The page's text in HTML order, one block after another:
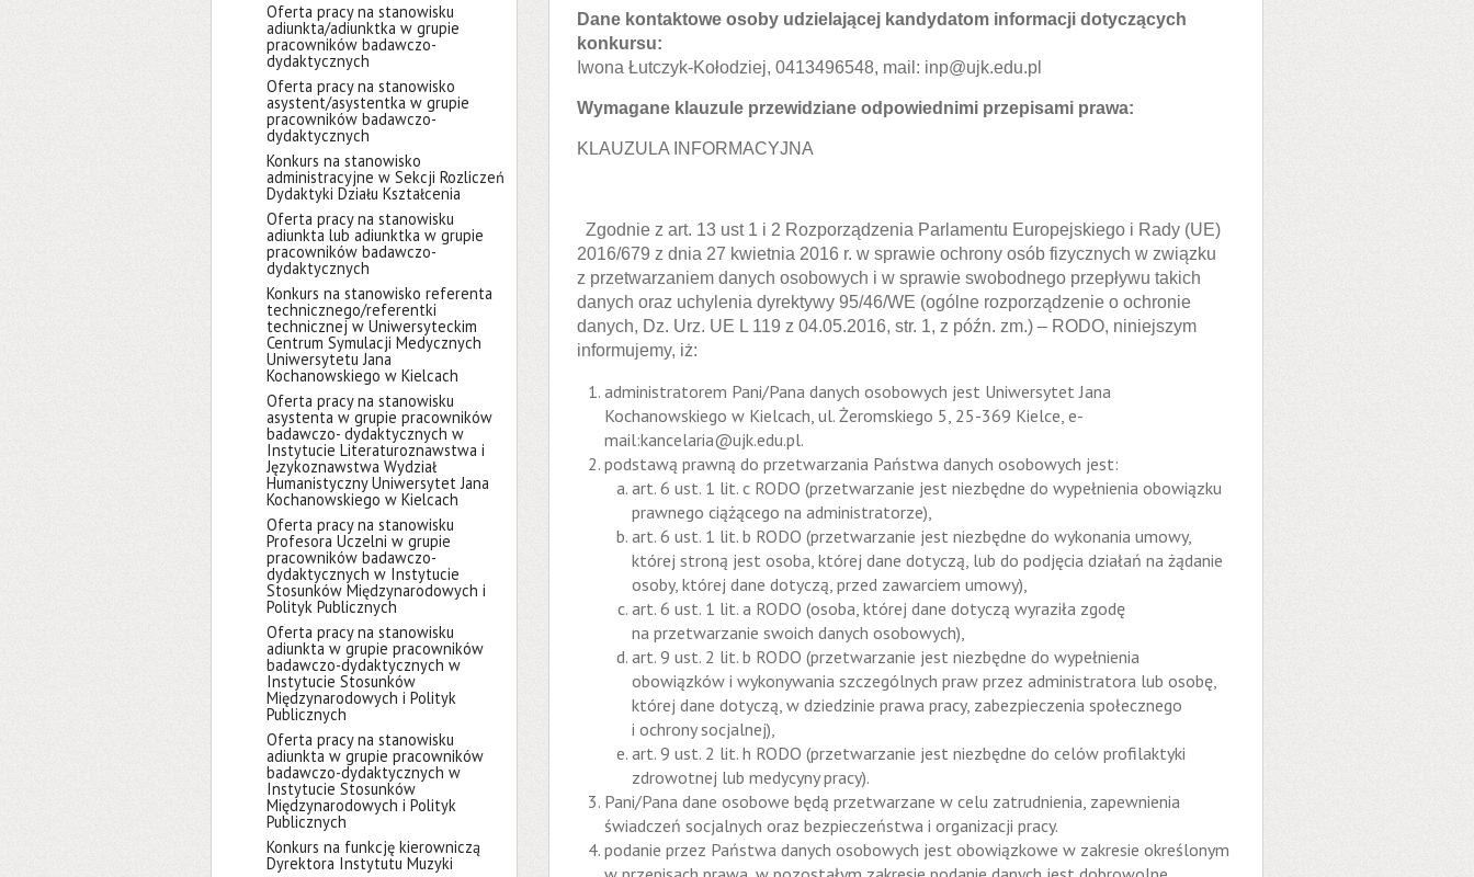
Oferta pracy na stanowisku
adiunkta/adiunktka w grupie
pracowników badawczo-
dydaktycznych
Oferta pracy na stanowisko
asystent/asystentka w grupie
pracowników badawczo-
dydaktycznych
Konkurs na stanowisko
administracyjne w Sekcji Rozliczeń
Dydaktyki Działu Kształcenia
Oferta pracy na stanowisku
adiunkta lub adiunktka w grupie
pracowników badawczo-
dydaktycznych
Konkurs na stanowisko referenta
technicznego/referentki
technicznej w Uniwersyteckim
Centrum Symulacji Medycznych
Uniwersytetu Jana
Kochanowskiego w Kielcach
Oferta pracy na stanowisku
asystenta w grupie pracowników
badawczo- dydaktycznych w
Instytucie Literaturoznawstwa i
Językoznawstwa Wydział
Humanistyczny Uniwersytet Jana
Kochanowskiego w Kielcach
Oferta pracy na stanowisku
Profesora Uczelni w grupie
pracowników badawczo-
dydaktycznych w Instytucie
Stosunków Międzynarodowych i
Polityk Publicznych
Oferta pracy na stanowisku
adiunkta w grupie pracowników
badawczo-dydaktycznych w
Instytucie Stosunków
Międzynarodowych i Polityk
Publicznych
Oferta pracy na stanowisku
adiunkta w grupie pracowników
badawczo-dydaktycznych w
Instytucie Stosunków
Międzynarodowych i Polityk
Publicznych
Konkurs na funkcję kierowniczą
Dyrektora Instytutu Muzyki
Dane kontaktowe osoby udzielającej kandydatom informacji dotyczących
konkursu:
Iwona Łutczyk-Kołodziej, 0413496548, mail: inp@ujk.edu.pl
Wymagane klauzule przewidziane odpowiednimi przepisami prawa:
KLAUZULA INFORMACYJNA
Zgodnie z art. 13 ust 1 i 2 Rozporządzenia Parlamentu Europejskiego i Rady (UE)
2016/679 z dnia 27 kwietnia 2016 r. w sprawie ochrony osób fizycznych w związku
z przetwarzaniem danych osobowych i w sprawie swobodnego przepływu takich
danych oraz uchylenia dyrektywy 95/46/WE (ogólne rozporządzenie o ochronie
danych, Dz. Urz. UE L 119 z 04.05.2016, str. 1, z późn. zm.) – RODO, niniejszym
informujemy, iż:
administratorem Pani/Pana danych osobowych jest Uniwersytet Jana
Kochanowskiego w Kielcach, ul. Żeromskiego 5, 25-369 Kielce, e-
mail:kancelaria@ujk.edu.pl.
podstawą prawną do przetwarzania Państwa danych osobowych jest:
art. 6 ust. 1 lit. c RODO (przetwarzanie jest niezbędne do wypełnienia obowiązku
prawnego ciążącego na administratorze),
art. 6 ust. 1 lit. b RODO (przetwarzanie jest niezbędne do wykonania umowy,
której stroną jest osoba, której dane dotyczą, lub do podjęcia działań na żądanie
osoby, której dane dotyczą, przed zawarciem umowy),
art. 6 ust. 1 lit. a RODO (osoba, której dane dotyczą wyraziła zgodę
na przetwarzanie swoich danych osobowych),
art. 9 ust. 2 lit. b RODO (przetwarzanie jest niezbędne do wypełnienia
obowiązków i wykonywania szczególnych praw przez administratora lub osobę,
której dane dotyczą, w dziedzinie prawa pracy, zabezpieczenia społecznego
i ochrony socjalnej),
art. 9 ust. 2 lit. h RODO (przetwarzanie jest niezbędne do celów profilaktyki
zdrowotnej lub medycyny pracy).
Pani/Pana dane osobowe będą przetwarzane w celu zatrudnienia, zapewnienia
świadczeń socjalnych oraz bezpieczeństwa i organizacji pracy.
podanie przez Państwa danych osobowych jest obowiązkowe w zakresie określonym